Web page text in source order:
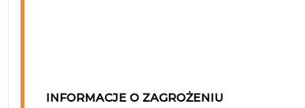
INFORMACJE O ZAGROŻENIU